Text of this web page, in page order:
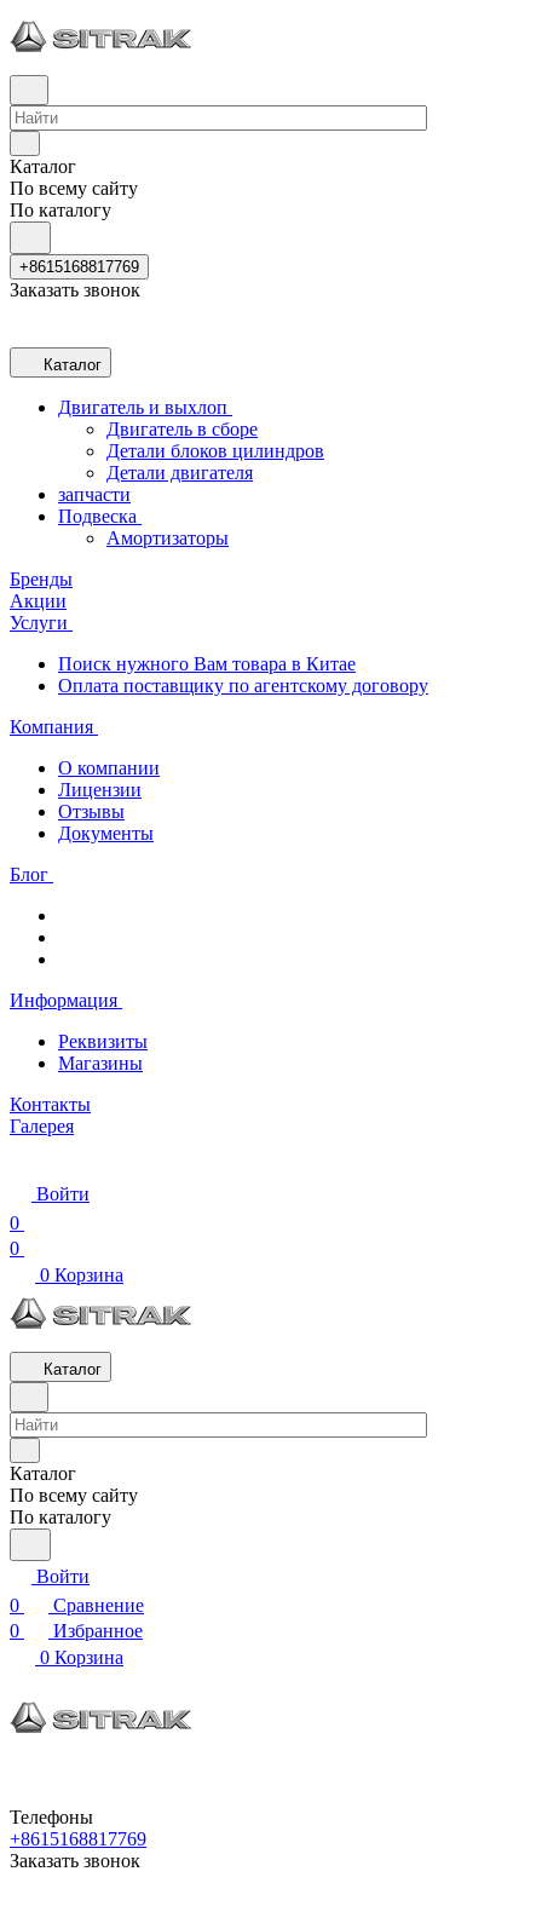
Каталог
По всему сайту
По каталогу
+8615168817769
Заказать звонок
Каталог
Двигатель и выхлоп
Двигатель в сборе
Детали блоков цилиндров
Детали двигателя
запчасти
Подвеска
Амортизаторы
Бренды
Акции
Услуги
Поиск нужного Вам товара в Китае
Оплата поставщику по агентскому договору
Компания
О компании
Лицензии
Отзывы
Документы
Блог
Информация
Реквизиты
Магазины
Контакты
Галерея
Войти
0
0
0 Корзина
Каталог
Каталог
По всему сайту
По каталогу
Войти
0
Сравнение
0
Избранное
0 Корзина
Телефоны
+8615168817769
Заказать звонок